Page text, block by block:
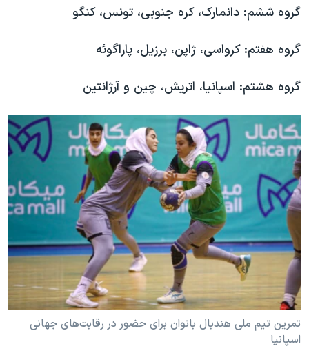
گروه ششم: دانمارک، کره‌ جنوبی، تونس، کنگو
گروه هفتم: کرواسی، ژاپن، برزیل، پاراگوئه
گروه هشتم: اسپانیا، اتریش، چین و آرژانتین
تمرین تیم ملی هندبال بانوان برای حضور در رقابت‌های جهانی
اسپانیا